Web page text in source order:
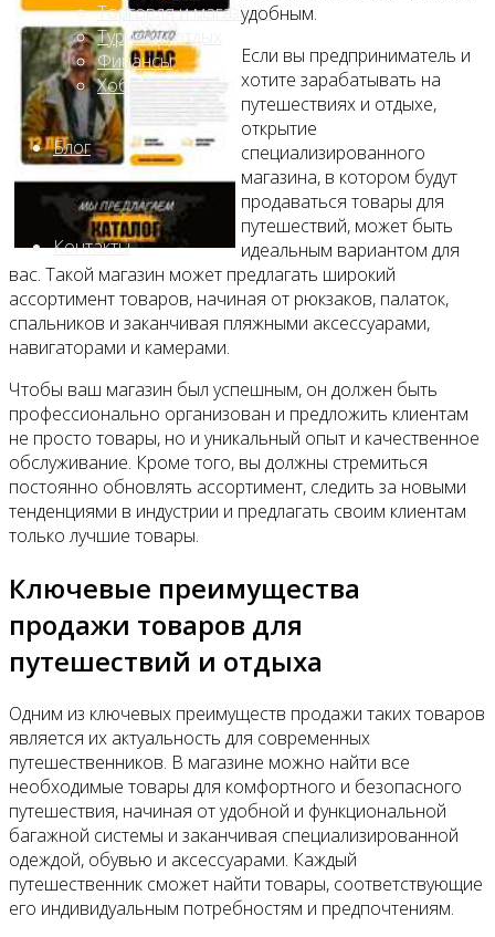
Торговля и магазины
Туризм и отдых
Финансы
Хобби
Блог
Контакты
удобным.
Если вы предприниматель и
хотите зарабатывать на
путешествиях и отдыхе,
открытие
специализированного
магазина, в котором будут
продаваться товары для
путешествий, может быть
идеальным вариантом для
вас. Такой магазин может предлагать широкий
ассортимент товаров, начиная от рюкзаков, палаток,
спальников и заканчивая пляжными аксессуарами,
навигаторами и камерами.
Чтобы ваш магазин был успешным, он должен быть
профессионально организован и предложить клиентам
не просто товары, но и уникальный опыт и качественное
обслуживание. Кроме того, вы должны стремиться
постоянно обновлять ассортимент, следить за новыми
тенденциями в индустрии и предлагать своим клиентам
только лучшие товары.
Ключевые преимущества
продажи товаров для
путешествий и отдыха
Одним из ключевых преимуществ продажи таких товаров
является их актуальность для современных
путешественников. В магазине можно найти все
необходимые товары для комфортного и безопасного
путешествия, начиная от удобной и функциональной
багажной системы и заканчивая специализированной
одеждой, обувью и аксессуарами. Каждый
путешественник сможет найти товары, соответствующие
его индивидуальным потребностям и предпочтениям.